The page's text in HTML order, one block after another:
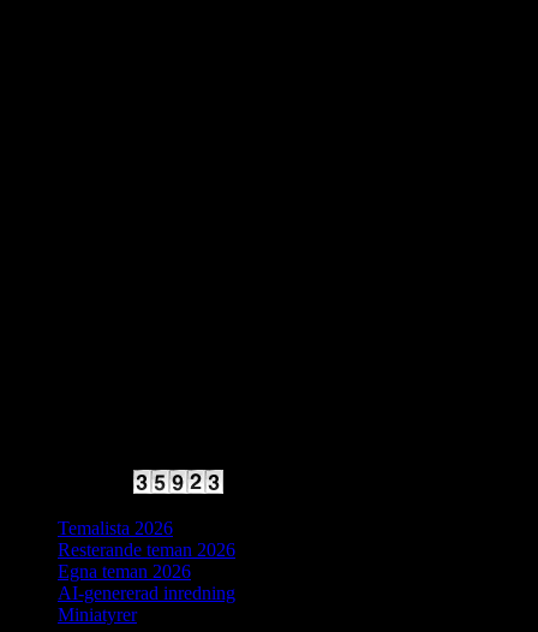
Temalista 2026
Resterande teman 2026
Egna teman 2026
AI-genererad inredning
Miniatyrer